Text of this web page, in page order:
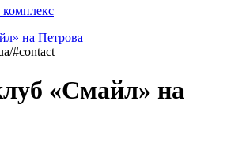
на Петрова
#contact
«Смайл» на